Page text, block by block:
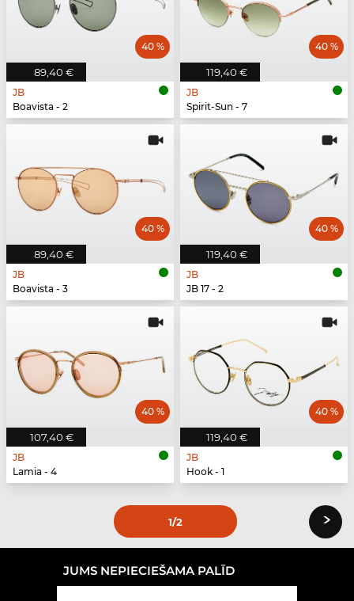
89,40 €
40 %
JB
Boavista - 2
119,40 €
40 %
JB
Spirit-Sun - 7
89,40 €
40 %
JB
Boavista - 3
119,40 €
40 %
JB
JB 17 - 2
107,40 €
40 %
JB
Lamia - 4
119,40 €
40 %
JB
Hook - 1
1/2 ›
JUMS NEPIECIEŠAMA PALĪD